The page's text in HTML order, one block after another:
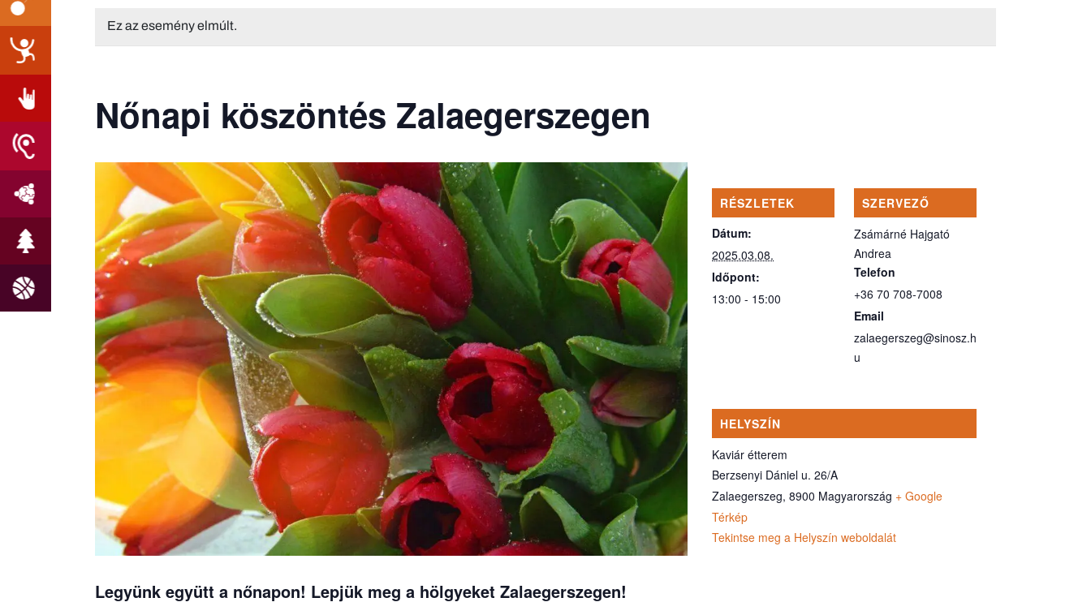
Ez az esemény elmúlt.
Nőnapi köszöntés Zalaegerszegen
Legyünk együtt a nőnapon! Lepjük meg a hölgyeket Zalaegerszegen!
RÉSZLETEK
Dátum:
2025.03.08.
Időpont:
13:00 - 15:00
SZERVEZŐ
Zsámárné Hajgató
Andrea
Telefon
+36 70 708-7008
Email
zalaegerszeg@sinosz.h
u
HELYSZÍN
Kaviár étterem
Berzsenyi Dániel u. 26/A
Zalaegerszeg, 8900 Magyarország + Google
Térkép
Tekintse meg a Helyszín weboldalát